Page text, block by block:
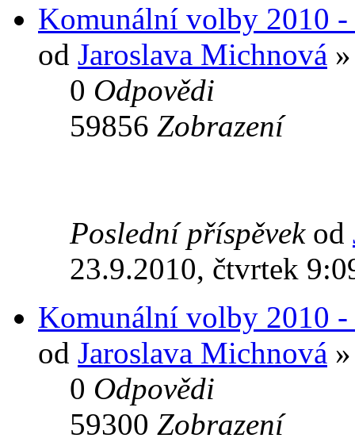
Komunální volby 2010 -
od Jaroslava Michnová
0 Odpovědi
59856 Zobrazení
Poslední příspěvek od
23.9.2010, čtvrtek
Komunální volby 2010 -
od Jaroslava Michnová
0 Odpovědi
59300 Zobrazení